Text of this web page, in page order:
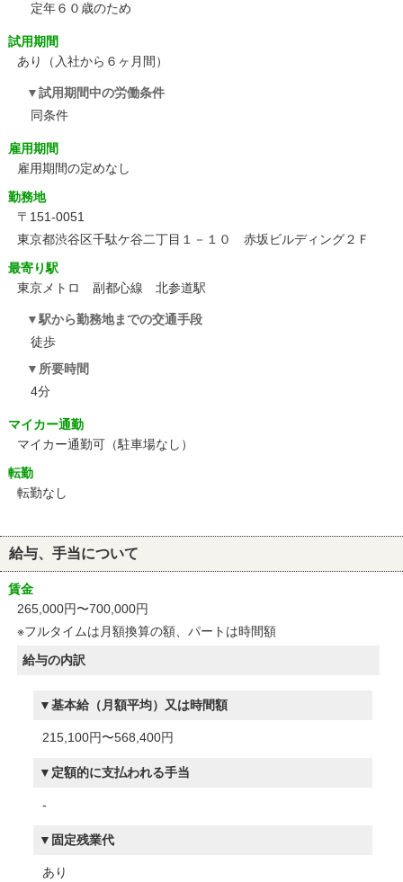
定年６０歳のため
試用期間
あり（入社から６ヶ月間）
試用期間中の労働条件
同条件
雇用期間
雇用期間の定めなし
勤務地
〒151-0051
東京都渋谷区千駄ケ谷二丁目１－１０ 赤坂ビルディング２Ｆ
最寄り駅
東京メトロ 副都心線 北参道駅
駅から勤務地までの交通手段
徒歩
所要時間
4分
マイカー通勤
マイカー通勤可（駐車場なし）
転勤
転勤なし
給与、手当について
賃金
265,000円〜700,000円
※フルタイムは月額換算の額、パートは時間額
給与の内訳
基本給（月額平均）又は時間額
215,100円〜568,400円
定額的に支払われる手当
-
固定残業代
あり